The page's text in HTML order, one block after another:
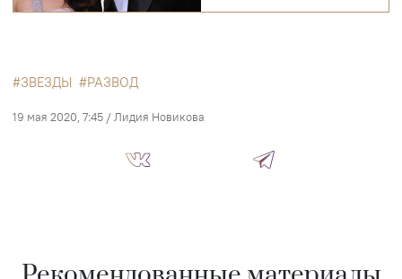
ЗВЕЗДЫ РАЗВОД
19 мая 2020, 7:45 /Лидия Новикова